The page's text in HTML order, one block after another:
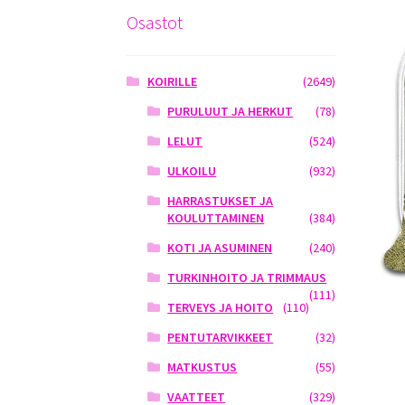
Osastot
KOIRILLE
(2649)
PURULUUT JA HERKUT
(78)
LELUT
(524)
ULKOILU
(932)
HARRASTUKSET JA
KOULUTTAMINEN
(384)
KOTI JA ASUMINEN
(240)
TURKINHOITO JA TRIMMAUS
(111)
TERVEYS JA HOITO
(110)
PENTUTARVIKKEET
(32)
MATKUSTUS
(55)
VAATTEET
(329)